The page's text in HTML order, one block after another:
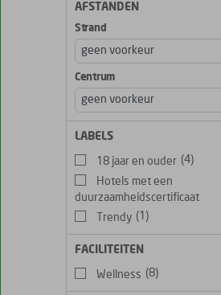
AFSTANDEN
Strand
Centrum
LABELS
18 jaar en ouder (4)
Hotels met een
duurzaamheidscertificaat
Trendy (1)
FACILITEITEN
Wellness (8)